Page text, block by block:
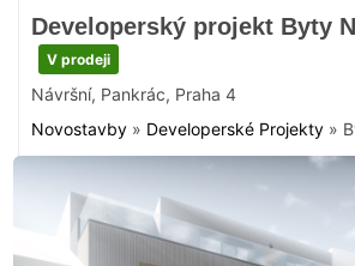
Developerský projekt Byty
V prodeji
Návršní, Pankrác, Praha 4
Novostavby » Developerské Projekty »